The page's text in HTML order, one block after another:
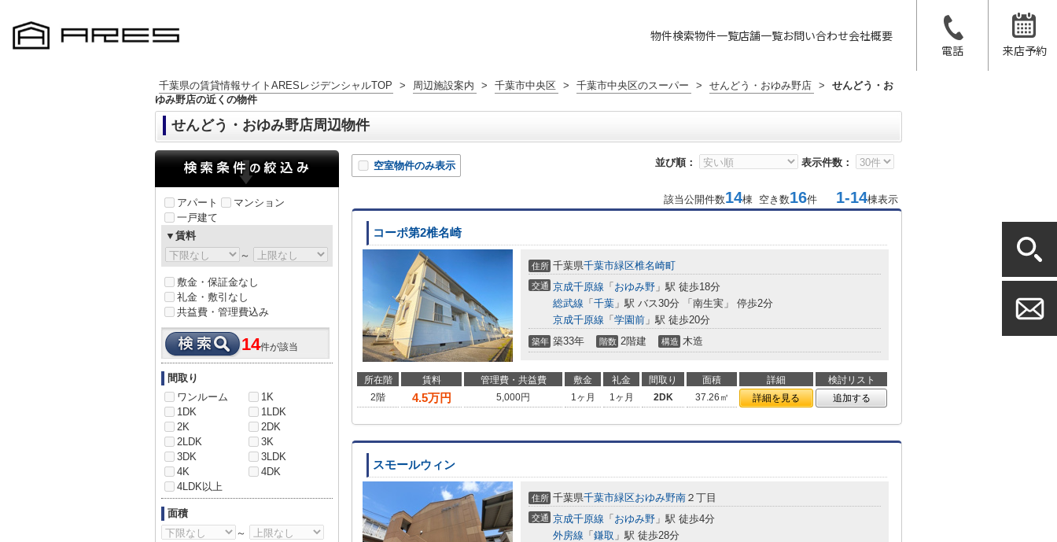
物件検索物件一覧店舗一覧お問い合わせ会社概要
電話
来店予約
千葉県の賃貸情報サイトARESレジデンシャルTOP > 周辺施設案内 > 千葉市中央区 > 千葉市中央区のスーパー > せんどう・おゆみ野店 >
せんどう・お
ゆみ野店の近くの物件
せんどう・おゆみ野店周辺物件
並び順： 表示件数：
空室物件のみ表示
該当公開件数14棟 空き数16件 1-14棟表示
コーポ第2椎名崎
住所 千葉県千葉市緑区椎名崎町
交通 京成千原線 「 おゆみ野 」駅 徒歩18分
総武線 「 千葉 」駅 バス30分 「南生実」 停歩2分
京成千原線 「 学園前 」駅 徒歩20分
築年 築33年 階数 2階建 構造 木造
所在階 賃料 管理費・共益費 敷金 礼金 間取り 面積 詳細
検討リスト
2階
4.5万円 5,000円 1ヶ月 1ヶ月 2DK 37.26㎡ 詳細を見る 追加する
スモールウィン
住所 千葉県千葉市緑区おゆみ野南 ２丁目
交通 京成千原線 「 おゆみ野 」駅 徒歩4分
外房線 「 鎌取 」駅 徒歩28分
アパート
マンション
一戸建て
▼賃料
～
敷金・保証金なし
礼金・敷引なし
共益費・管理費込み
14件が該当
間取り
ワンルーム
1K
1DK
1LDK
2K
2DK
2LDK
3K
3DK
3LDK
4K
4DK
4LDK以上
面積
～